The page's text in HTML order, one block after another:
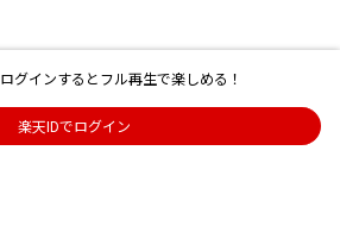
ログインするとフル再生で楽しめる！
楽天IDでログイン